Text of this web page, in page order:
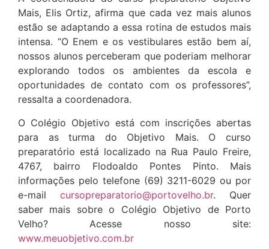
Mais, Elis Ortiz, afirma que cada vez mais alunos
estão se adaptando a essa rotina de estudos mais
intensa. “O Enem e os vestibulares estão bem aí,
nossos alunos perceberam que poderiam melhorar
explorando todos os ambientes da escola e
oportunidades de contato com os professores”,
ressalta a coordenadora.
O Colégio Objetivo está com inscrições abertas
para as turma do Objetivo Mais. O curso
preparatório está localizado na Rua Paulo Freire,
4767, bairro Flodoaldo Pontes Pinto. Mais
informações pelo telefone (69) 3211-6029 ou por
e-mail cursopreparatorio@portovelho.br. Quer
saber mais sobre o Colégio Objetivo de Porto
Velho? Acesse nosso site:
www.meuobjetivo.com.br